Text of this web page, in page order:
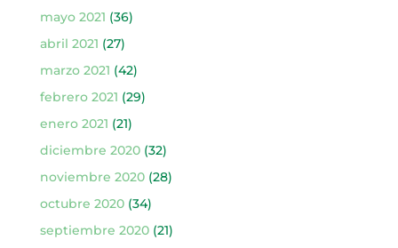
mayo 2021 (36)
abril 2021 (27)
marzo 2021 (42)
febrero 2021 (29)
enero 2021 (21)
diciembre 2020(32)
noviembre 2020(28)
octubre 2020(34)
septiembre 2020(21)